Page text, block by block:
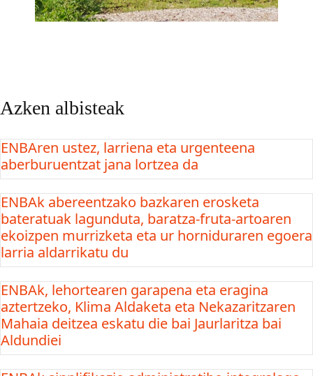
Azken albisteak
ENBAren ustez, larriena eta urgenteena
aberburuentzat jana lortzea da
ENBAk abereentzako bazkaren erosketa
bateratuak lagunduta, baratza-fruta-artoaren
ekoizpen murrizketa eta ur horniduraren egoera
larria aldarrikatu du
ENBAk, lehortearen garapena eta eragina
aztertzeko, Klima Aldaketa eta Nekazaritzaren
Mahaia deitzea eskatu die bai Jaurlaritza bai
Aldundiei